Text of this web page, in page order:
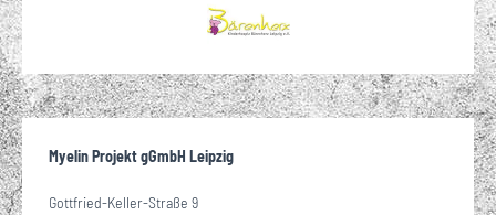
Myelin Projekt gGmbH Leipzig
Gottfried-Keller-Straße 9